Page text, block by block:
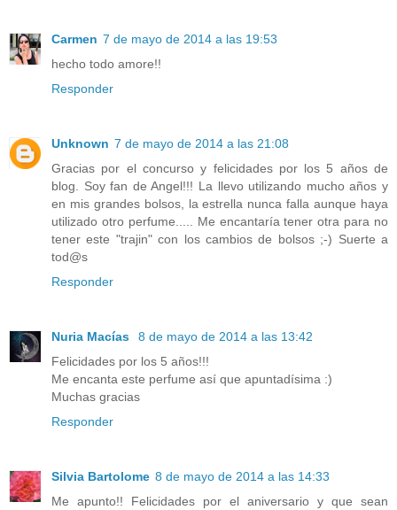
Carmen 7 de mayo de 2014 a las 19:53
hecho todo amore!!
Responder
Unknown 7 de mayo de 2014 a las 21:08
Gracias por el concurso y felicidades por los 5 años de
blog. Soy fan de Angel!!! La llevo utilizando mucho años y
en mis grandes bolsos, la estrella nunca falla aunque haya
utilizado otro perfume..... Me encantaría tener otra para no
tener este "trajin" con los cambios de bolsos ;-) Suerte a
tod@s
Responder
Nuria Macías
8 de mayo de 2014 a las 13:42
Felicidades por los 5 años!!!
Me encanta este perfume así que apuntadísima :)
Muchas gracias
Responder
Silvia Bartolome 8 de mayo de 2014 a las 14:33
Me apunto!! Felicidades por el aniversario y que sean